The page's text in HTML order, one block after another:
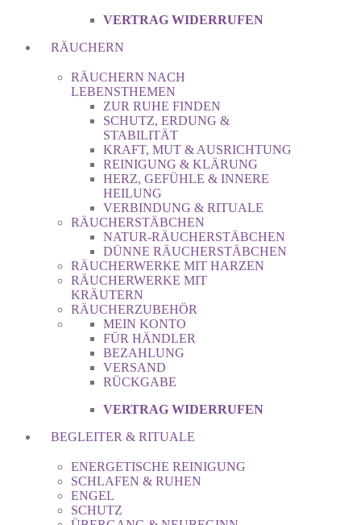
VERTRAG WIDERRUFEN
RÄUCHERN
RÄUCHERN NACH
LEBENSTHEMEN
ZUR RUHE FINDEN
SCHUTZ, ERDUNG &
STABILITÄT
KRAFT, MUT & AUSRICHTUNG
REINIGUNG & KLÄRUNG
HERZ, GEFÜHLE & INNERE
HEILUNG
VERBINDUNG & RITUALE
RÄUCHERSTÄBCHEN
NATUR-RÄUCHERSTÄBCHEN
DÜNNE RÄUCHERSTÄBCHEN
RÄUCHERWERKE MIT HARZEN
RÄUCHERWERKE MIT
KRÄUTERN
RÄUCHERZUBEHÖR
MEIN KONTO
FÜR HÄNDLER
BEZAHLUNG
VERSAND
RÜCKGABE
VERTRAG WIDERRUFEN
BEGLEITER & RITUALE
ENERGETISCHE REINIGUNG
SCHLAFEN & RUHEN
ENGEL
SCHUTZ